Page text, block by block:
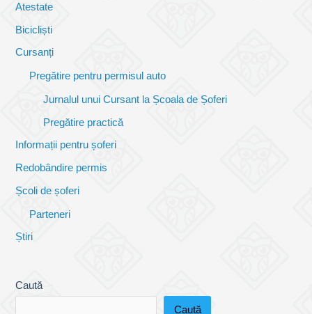
Atestate
Bicicliști
Cursanți
Pregătire pentru permisul auto
Jurnalul unui Cursant la Școala de Șoferi
Pregătire practică
Informații pentru șoferi
Redobândire permis
Școli de șoferi
Parteneri
Știri
Caută
Caută